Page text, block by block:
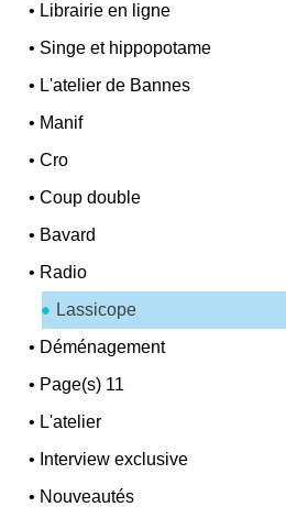
• Librairie en ligne
• Singe et hippopotame
• L'atelier de Bannes
• Manif
•Cro
•Coup double
• Bavard
• Radio
Lassicope
• Déménagement
• Page(s) 11
• L'atelier
• Interview exclusive
• Nouveautés